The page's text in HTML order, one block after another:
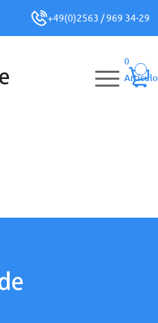
+49(0)2563 / 969 34-29
0
Artículo